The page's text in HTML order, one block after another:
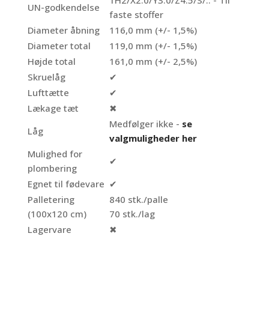
UN-godkendelse
faste stoffer
Diameter åbning
116,0 mm (+/- 1,5%)
Diameter total
119,0 mm (+/- 1,5%)
Højde total
161,0 mm (+/- 2,5%)
Skruelåg
✔
Lufttætte
✔
Lækage tæt
✖
Låg
Medfølger ikke - se
valgmuligheder her
Mulighed for
plombering
✔
Egnet til fødevare ✔
Palletering
(100x120 cm)
840 stk./palle
70 stk./lag
Lagervare
✖